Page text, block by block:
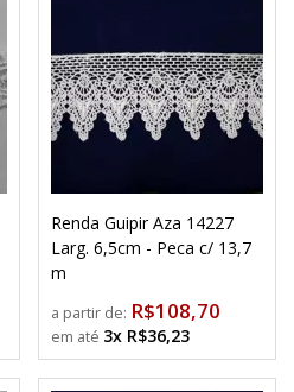
Renda Guipir Aza 14227
Larg. 6,5cm - Peca c/ 13,7
m
a partir de: R$108,70
3x R$36,23